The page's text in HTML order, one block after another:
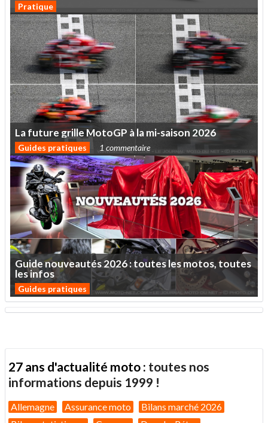
Pratique
Lafuturegrille MotoGP àlami-saison 2026
Guides pratiques 1 commentaire
Guidenouveautés2026:touteslesmotos,toutes
lesinfos
Guides pratiques
27 ans d'actualité moto : toutes nos
informations depuis 1999 !
Allemagne Assurance moto
Bilans marché 2026